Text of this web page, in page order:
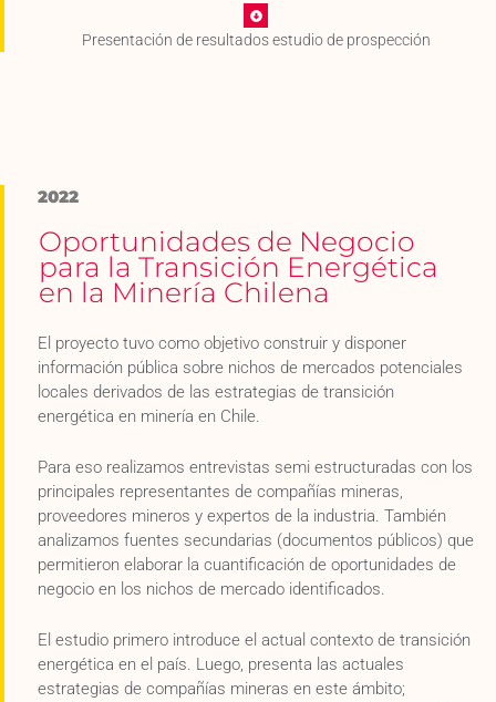
Presentación de resultados estudio de prospección
2022
Oportunidades de Negocio
para la Transición Energética
en la Minería Chilena
El proyecto tuvo como objetivo construir y disponer
información pública sobre nichos de mercados potenciales
locales derivados de las estrategias de transición
energética en minería en Chile.
Para eso realizamos entrevistas semi estructuradas con los
principales representantes de compañías mineras,
proveedores mineros y expertos de la industria. También
analizamos fuentes secundarias (documentos públicos) que
permitieron elaborar la cuantificación de oportunidades de
negocio en los nichos de mercado identificados.
El estudio primero introduce el actual contexto de transición
energética en el país. Luego, presenta las actuales
estrategias de compañías mineras en este ámbito;